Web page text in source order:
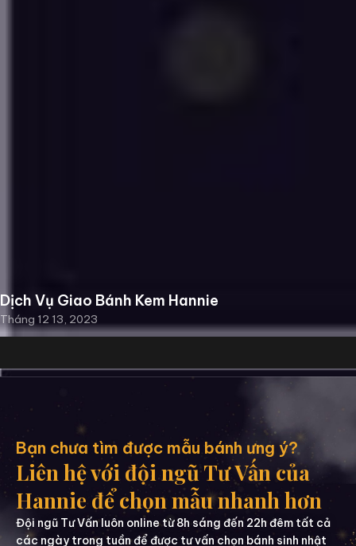
Dịch Vụ Giao Bánh Kem Hannie
Tháng 12 13, 2023
Bạn chưa tìm được mẫu bánh ưng ý?
Liên hệ với đội ngũ Tư Vấn của
Hannie để chọn mẫu nhanh hơn
Đội ngũ Tư Vấn luôn online từ 8h sáng đến 22h đêm tất cả
các ngày trong tuần để được tư vấn chọn bánh sinh nhật